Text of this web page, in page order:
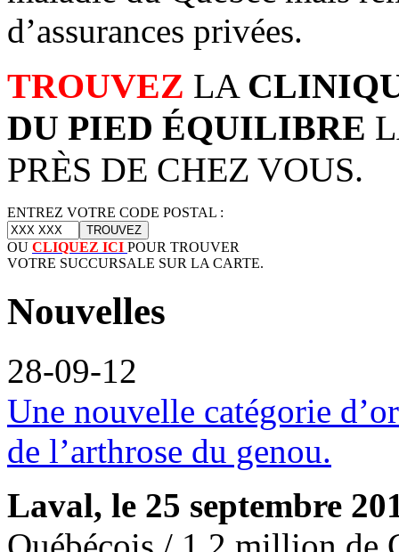
d’assurances privées.
TROUVEZ LA
DU PIED ÉQUILIBRE
PRÈS DE CHEZ VOUS.
ENTREZ VOTRE CODE POSTAL :
OU CLIQUEZ ICI POUR TROUVER
VOTRE SUCCURSALE SUR LA CARTE.
Nouvelles
28-09-12
Une nouvelle catégorie
de l’arthrose du genou.
Laval, le 25 septembre